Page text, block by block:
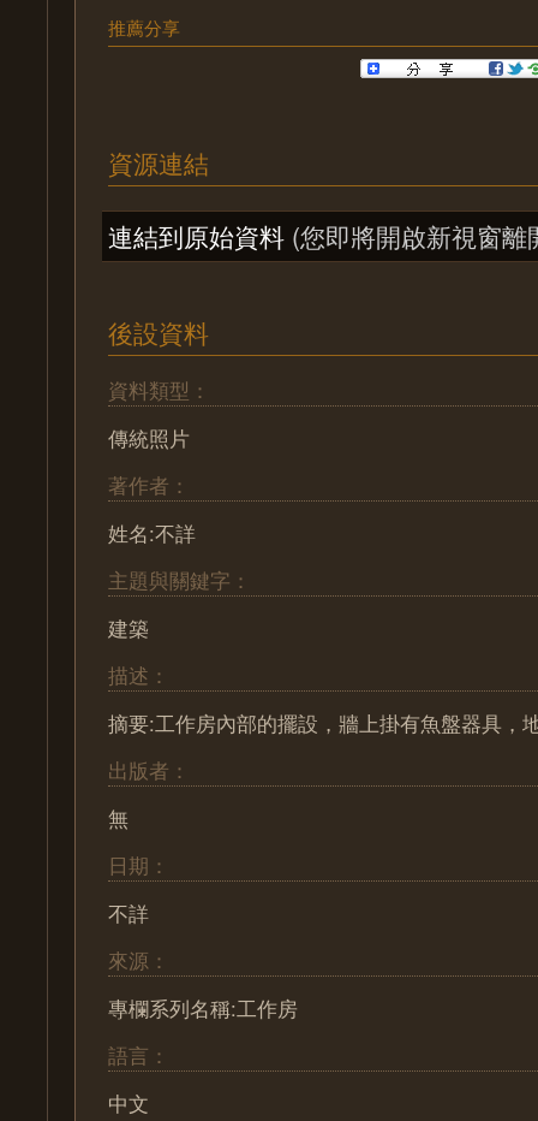
推薦分享
資源連結
連結到原始資料 (您即將開啟新視窗離
後設資料
資料類型：
傳統照片
著作者：
姓名:不詳
主題與關鍵字：
建築
描述：
摘要:工作房內部的擺設，牆上掛有魚盤器具，
出版者：
無
日期：
不詳
來源：
專欄系列名稱:工作房
語言：
中文